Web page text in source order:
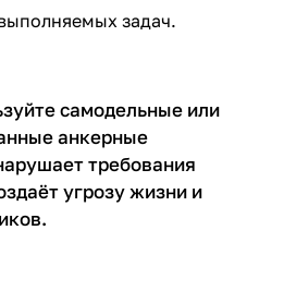
задач.
самодельные или
анкерные
требования
угрозу жизни и